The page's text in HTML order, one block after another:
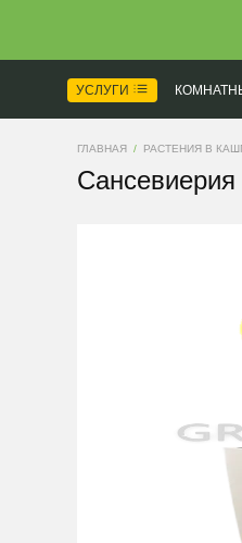
УСЛУГИ
ГЛАВНАЯ РАСТЕНИЯ В